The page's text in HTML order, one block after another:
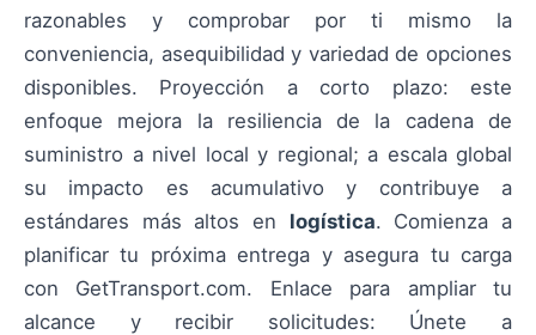
razonables y comprobar por ti mismo la
conveniencia, asequibilidad y variedad de opciones
disponibles. Proyección a corto plazo: este
enfoque mejora la resiliencia de la cadena de
suministro a nivel local y regional; a escala global
su impacto es acumulativo y contribuye a
estándares más altos en logística. Comienza a
planificar tu próxima entrega y asegura tu carga
con GetTransport.com. Enlace para ampliar tu
alcance y recibir solicitudes: Únete a